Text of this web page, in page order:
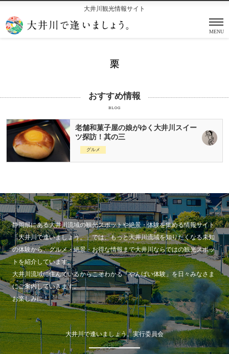
大井川観光情報サイト
MENU
栗
おすすめ情報
BLOG
老舗和菓子屋の娘がゆく大井川スイー
ツ探訪！其の三
グルメ
静岡県にある大井川流域の観光スポットや絶景・体験を集める情報サイト
「大井川で逢いましょう。」では、もっと大井川流域を知りたくなる未知
の体験から、グルメ・絶景・お得な情報まで大井川ならではの観光スポッ
トを紹介しています。
大井川流域に住んでいるからこそわかる「やんばい体験」を日々みなさま
にご案内していきます。
お楽しみに！
大井川で逢いましょう。実行委員会